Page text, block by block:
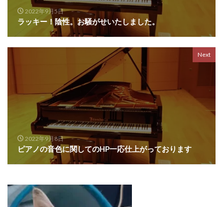
2022年9月5日
ラッキー！陰性。お騒がせいたしました。
Next
2022年9月8日
ピアノの音色に関してのHP一応仕上がっております